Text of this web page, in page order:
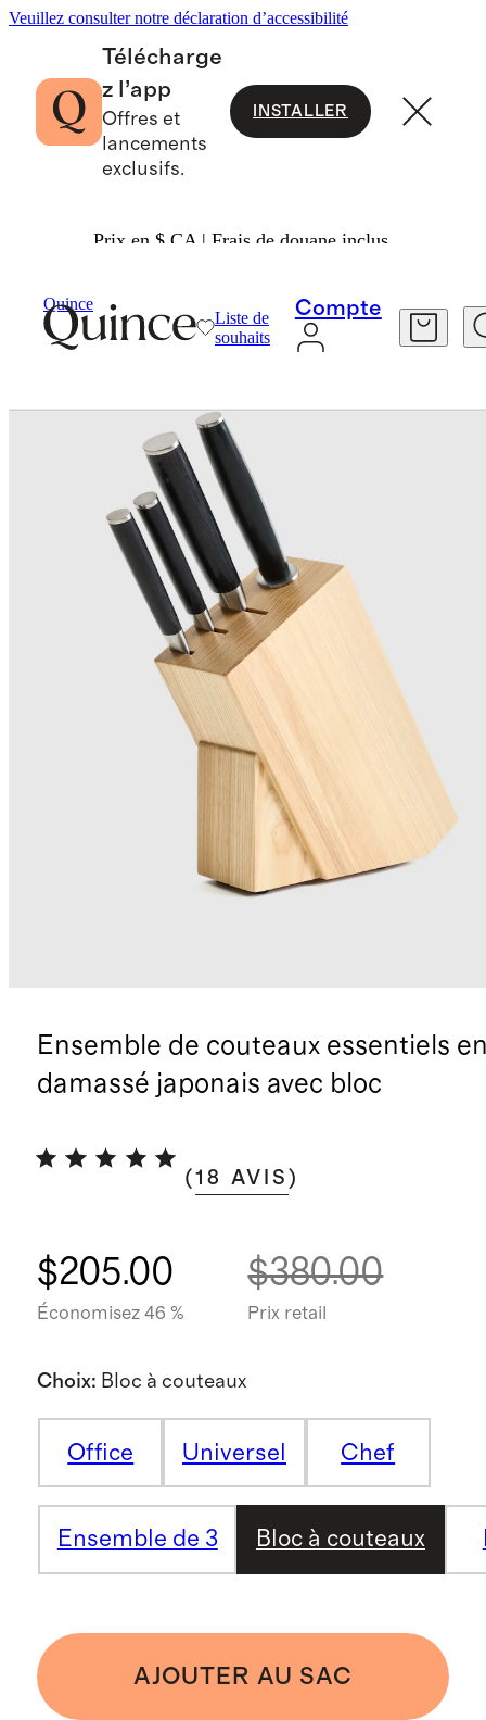
Veuillez consulter notre déclaration d’accessibilité
Télécharge
z l’app
Offres et
lancements
exclusifs.
INSTALLER
Prix en $ CA | Frais de douane inclus.
Quince
Liste de
souhaits
Compte
Ensemble de couteaux essentiels
damassé japonais avec bloc
(18 AVIS )
$205.00
Économisez 46 %
$380.00
Prix retail
Choix: Bloc à couteaux
Office Universel Chef
Ensemble de 3 Bloc à couteaux
AJOUTER AU SAC